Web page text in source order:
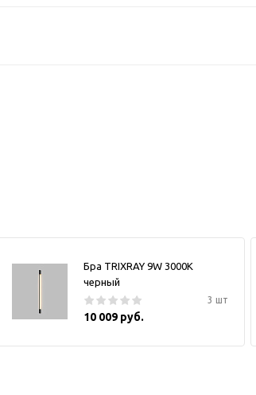
Бра TRIXRAY 9W 3000К
черный
3 шт
10 009 руб.